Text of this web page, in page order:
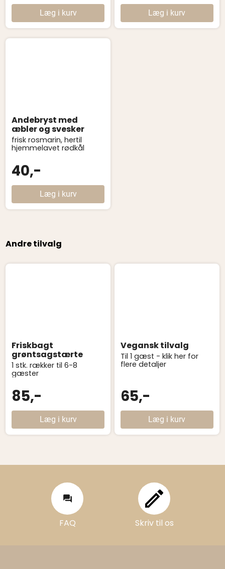
Læg i kurv Læg i kurv
Andebryst med
æbler og svesker
frisk rosmarin, hertil
hjemmelavet rødkål
40,-
Læg i kurv
Andre tilvalg
Friskbagt
grøntsagstærte
1 stk. rækker til 6-8
gæster
85,-
Læg i kurv
Vegansk tilvalg
Til 1 gæst - klik her for
flere detaljer
65,-
Læg i kurv
FAQ
FAQ
Skriv til os
Skriv til os